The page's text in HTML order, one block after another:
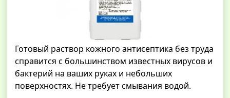
Готовый раствор кожного антисептика без труда
справится с большинством известных вирусов и
бактерий на ваших руках и небольших
поверхностях. Не требует смывания водой.